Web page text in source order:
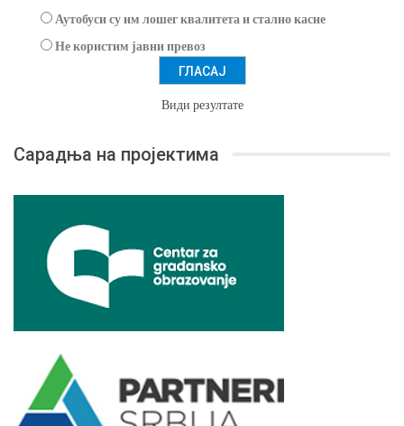
Аутобуси су им лошег квалитета и стално касне
Не користим јавни превоз
Види резултате
Сарадња на пројектима